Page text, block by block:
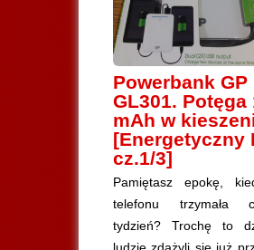
Powerbank GP
GL301. Potęga
mAh w
[Energetyczny
cz.1/3]
Pamiętasz epokę,
telefonu trzymała
tydzień? Trochę to